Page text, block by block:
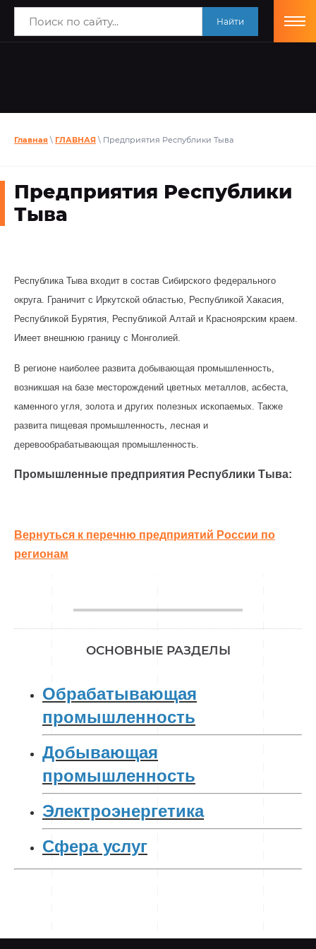
Найти
Главная \ ГЛАВНАЯ \ Предприятия Республики Тыва
Предприятия Республики
Тыва
Республика Тыва входит в состав Сибирского федерального
округа. Граничит с Иркутской областью, Республикой Хакасия,
Республикой Бурятия, Республикой Алтай и Красноярским краем.
Имеет внешнюю границу с Монголией.
В регионе наиболее развита добывающая промышленность,
возникшая на базе месторождений цветных металлов, асбеста,
каменного угля, золота и других полезных ископаемых. Также
развита пищевая промышленность, лесная и
деревообрабатывающая промышленность.
Промышленные предприятия Республики Тыва:
Вернуться к перечню предприятий России по
регионам
________________
ОСНОВНЫЕ РАЗДЕЛЫ
Обрабатывающая
промышленность
Добывающая
промышленность
Электроэнергетика
Сфера услуг